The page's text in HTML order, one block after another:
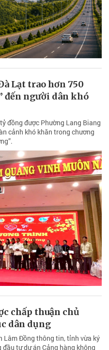
Lạt trao hơn 750
đến người dân khó
đồng được Phường Lang Biang
cảnh khó khăn trong chương
chấp thuận chủ
dân dụng
Lâm Đồng thông tin, tỉnh vừa ký
tư dự án Cảng hàng không